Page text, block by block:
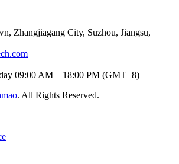
Zhangjiagang City, Suzhou, Jiangsu,
09:00 AM – 18:00 PM (GMT+8)
. All Rights Reserved.